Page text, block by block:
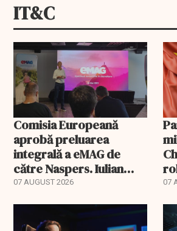
IT&C
Comisia Europeană
aprobă preluarea
integrală a eMAG de
către Naspers. Iulian
Stanciu iese din
07 AUGUST 2026 07